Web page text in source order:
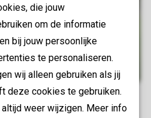
die jouw
om de informatie
bij jouw persoonlijke
te personaliseren.
wij alleen gebruiken als jij
deze cookies te gebruiken.
weer wijzigen. Meer info